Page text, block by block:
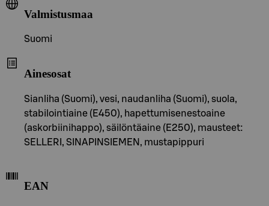
Valmistusmaa
Suomi
Ainesosat
Sianliha (Suomi), vesi, naudanliha (Suomi), suola,
stabilointiaine (E450), hapettumisenestoaine
(askorbiinihappo), säilöntäaine (E250), mausteet:
SELLERI, SINAPINSIEMEN, mustapippuri
EAN